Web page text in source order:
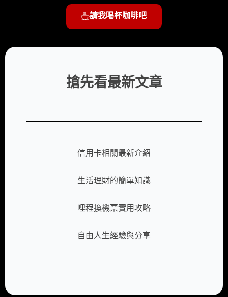
請我喝杯咖啡吧
搶先看最新文章
信用卡相關最新介紹
生活理財的簡單知識
哩程換機票實用攻略
自由人生經驗與分享